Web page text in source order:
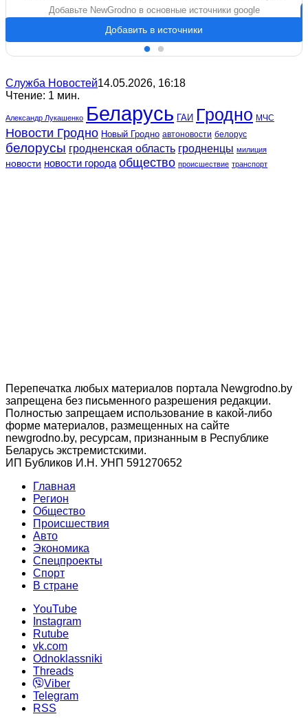
Добавьте NewGrodno в основные источники google
Добавить в источники
Служба Новостей14.05.2026, 16:18
Чтение: 1 мин.
Александр Лукашенко Беларусь ГАИ Гродно МЧС
Новости Гродно Новый Гродно автоновости белорус
белорусы гродненская область гродненцы милиция
новости новости города общество происшествие транспорт
Перепечатка любых материалов портала Newgrodno.by
запрещена без письменного разрешения редакции.
Полностью запрещаем использование в какой-либо
форме материалов, размещенных на сайте
newgrodno.by, ресурсам, признанным в Республике
Беларусь экстремистскими.
ИП Бубликов И.Н. УНП 591270652
Главная
Регион
Общество
Происшествия
Авто
Экономика
Спецпроекты
Cпорт
В стране
YouTube
Instagram
Rutube
vk.com
Odnoklassniki
Threads
Viber
Telegram
RSS